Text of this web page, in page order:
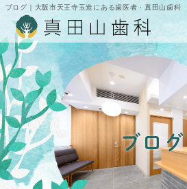
ブログ｜大阪市天王寺玉造にある歯医者・真田山歯科
ブログ